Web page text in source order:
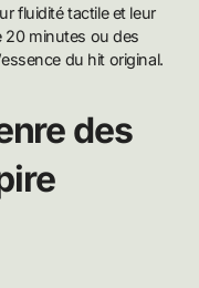
fluidité tactile et leur
20 minutes ou des
du hit original.
des